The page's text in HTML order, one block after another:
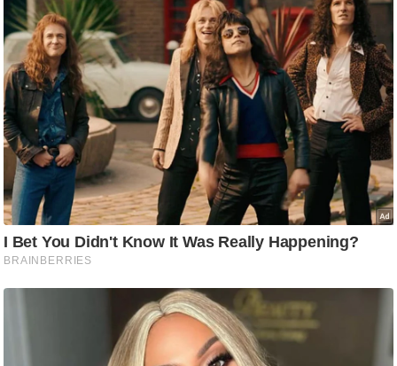
ली
वु
ड
फि
ल्म
स
मी
क्षा
B
r
e